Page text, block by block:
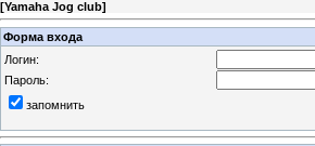
[Yamaha Jog club]
Форма входа
Логин:
Пароль:
запомнить